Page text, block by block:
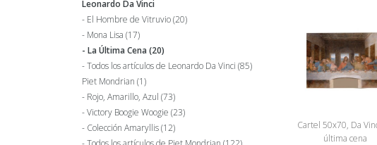
Leonardo Da Vinci
El Hombre de Vitruvio(20)
Mona Lisa (17)
La Última Cena (20)
Todos los artículos de Leonardo Da Vinci (85)
Piet Mondrian (1)
Rojo, Amarillo, Azul (73)
Victory Boogie Woogie (23)
Colección Amaryllis(12)
Cartel 50x70, Da
última cena